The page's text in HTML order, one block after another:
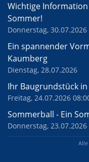
Wichtige
Sommer!
Donnerstag, 30.07.2026
Ein spannender
Kaumberg
Dienstag, 28.07.2026
Ihr Baugrundstück
Freitag, 24.07.2026
Sommerball - Ein
Donnerstag, 23.07.2026